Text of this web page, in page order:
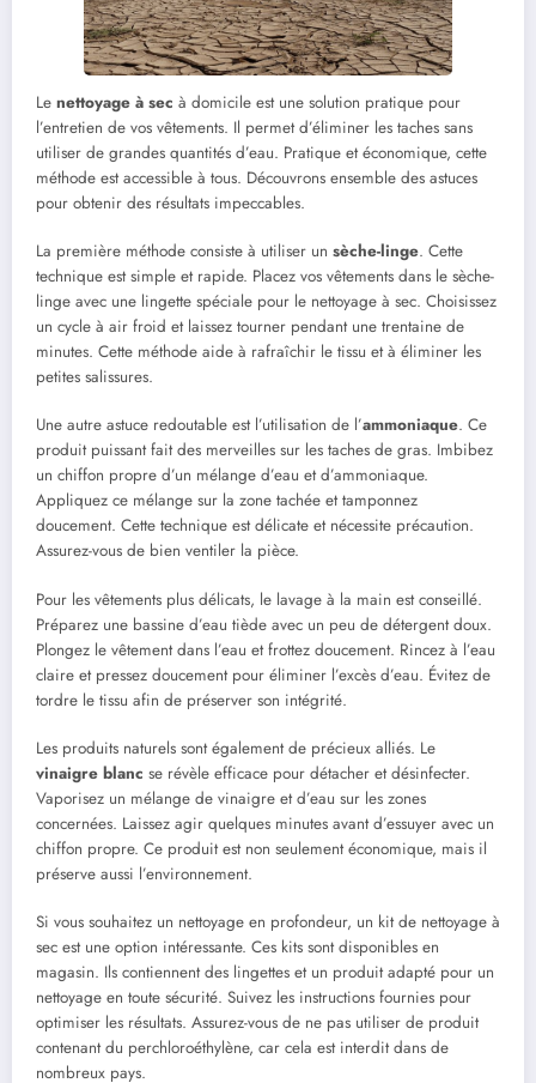
Le nettoyage à sec à domicile est une solution pratique pour
l’entretien de vos vêtements. Il permet d’éliminer les taches sans
utiliser de grandes quantités d’eau. Pratique et économique, cette
méthode est accessible à tous. Découvrons ensemble des astuces
pour obtenir des résultats impeccables.
La première méthode consiste à utiliser un sèche-linge. Cette
technique est simple et rapide. Placez vos vêtements dans le sèche-
linge avec une lingette spéciale pour le nettoyage à sec. Choisissez
un cycle à air froid et laissez tourner pendant une trentaine de
minutes. Cette méthode aide à rafraîchir le tissu et à éliminer les
petites salissures.
Une autre astuce redoutable est l’utilisation de l’ammoniaque. Ce
produit puissant fait des merveilles sur les taches de gras. Imbibez
un chiffon propre d’un mélange d’eau et d’ammoniaque.
Appliquez ce mélange sur la zone tachée et tamponnez
doucement. Cette technique est délicate et nécessite précaution.
Assurez-vous de bien ventiler la pièce.
Pour les vêtements plus délicats, le lavage à la main est conseillé.
Préparez une bassine d’eau tiède avec un peu de détergent doux.
Plongez le vêtement dans l’eau et frottez doucement. Rincez à l’eau
claire et pressez doucement pour éliminer l’excès d’eau. Évitez de
tordre le tissu afin de préserver son intégrité.
Les produits naturels sont également de précieux alliés. Le
vinaigre blanc se révèle efficace pour détacher et désinfecter.
Vaporisez un mélange de vinaigre et d’eau sur les zones
concernées. Laissez agir quelques minutes avant d’essuyer avec un
chiffon propre. Ce produit est non seulement économique, mais il
préserve aussi l’environnement.
Si vous souhaitez un nettoyage en profondeur, un kit de nettoyage à
sec est une option intéressante. Ces kits sont disponibles en
magasin. Ils contiennent des lingettes et un produit adapté pour un
nettoyage en toute sécurité. Suivez les instructions fournies pour
optimiser les résultats. Assurez-vous de ne pas utiliser de produit
contenant du perchloroéthylène, car cela est interdit dans de
nombreux pays.